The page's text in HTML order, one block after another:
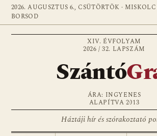
2026. AUGUSZTUS 6., CSÜTÖRTÖK ·
BORSOD
XIV. ÉVFOLYAM
2026 / 32. LAPSZÁM
Szántó
ÁRA: INGYENES
ALAPÍTVA 2013
Háztáji hír és szórakoztató